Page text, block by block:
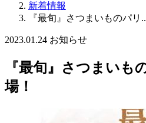
新着情報
『最旬』さつまいものパリ
2023.01.24 お知らせ
『最旬』さつまいも
場！